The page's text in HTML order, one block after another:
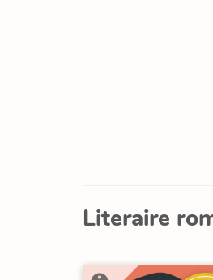
Literaire